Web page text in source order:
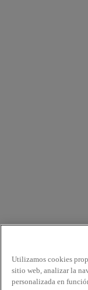
Utilizamos cookies
sitio web, analizar la
personalizada en